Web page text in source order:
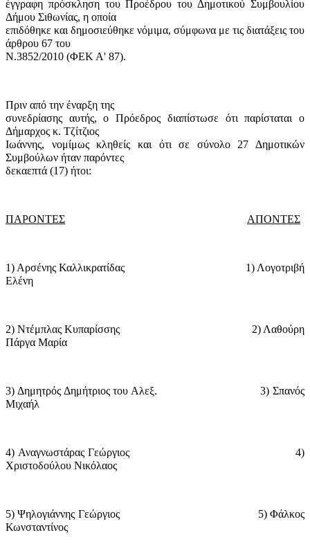
έγγραφη πρόσκληση του Προέδρου του Δημοτικού Συμβουλίου
Δήμου Σιθωνίας, η οποία
επιδόθηκε και δημοσιεύθηκε νόμιμα, σύμφωνα με τις διατάξεις του
άρθρου 67 του
Ν.3852/2010 (ΦΕΚ Α' 87).
Πριν από την έναρξη της
συνεδρίασης αυτής, ο Πρόεδρος διαπίστωσε ότι παρίσταται ο
Δήμαρχος κ. Τζίτζιος
Ιωάννης, νομίμως κληθείς και ότι σε σύνολο 27 Δημοτικών
Συμβούλων ήταν παρόντες
δεκαεπτά (17) ήτοι:
ΠΑΡΟΝΤΕΣ ΑΠΟΝΤΕΣ
1) Αρσένης Καλλικρατίδας
1) Λογοτριβή
Ελένη
2) Ντέμπλας Κυπαρίσσης
2) Λαθούρη
Πάργα Μαρία
3) Δημητρός Δημήτριος του Αλεξ.
3) Σπανός
Μιχαήλ
4) Αναγνωστάρας Γεώργιος
4)
Χριστοδούλου Νικόλαος
5) Ψηλογιάννης Γεώργιος
5) Φάλκος
Κωνσταντίνος